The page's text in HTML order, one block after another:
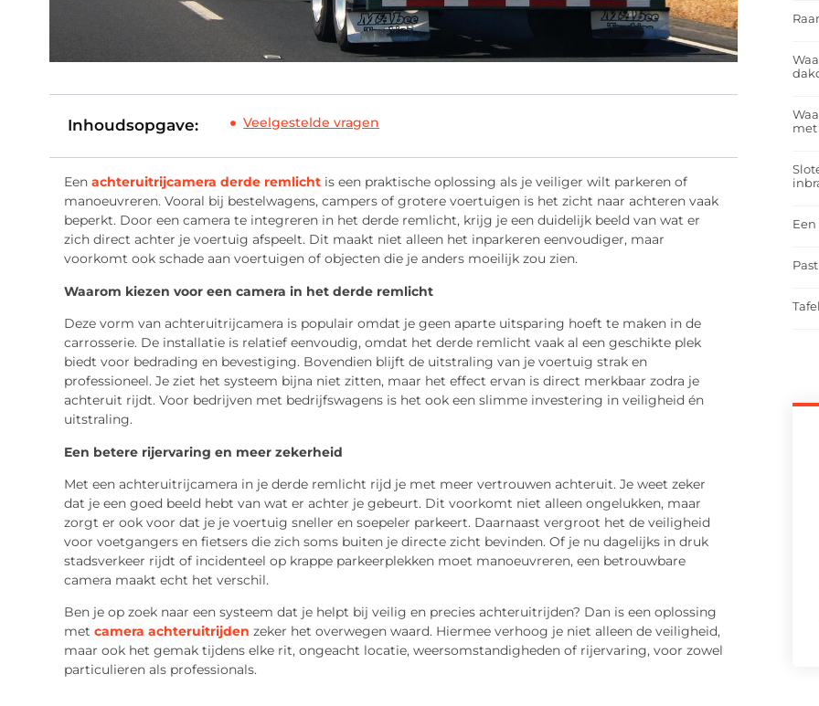
Inhoudsopgave: Veelgestelde vragen
Een achteruitrijcamera derde remlichtis een praktische oplossing als je veiliger wilt parkeren of
manoeuvreren. Vooral bij bestelwagens, campers of grotere voertuigen is het zicht naar achteren vaak
beperkt. Door een camera te integreren in het derde remlicht, krijg je een duidelijk beeld van wat er
zich direct achter je voertuig afspeelt. Dit maakt niet alleen het inparkeren eenvoudiger, maar
voorkomt ook schade aan voertuigen of objecten die je anders moeilijk zou zien.
Waarom kiezen voor een camera in het derde remlicht
Deze vorm van achteruitrijcamera is populair omdat je geen aparte uitsparing hoeft te maken in de
carrosserie. De installatie is relatief eenvoudig, omdat het derde remlicht vaak al een geschikte plek
biedt voor bedrading en bevestiging. Bovendien blijft de uitstraling van je voertuig strak en
professioneel. Je ziet het systeem bijna niet zitten, maar het effect ervan is direct merkbaar zodra je
achteruit rijdt. Voor bedrijven met bedrijfswagens is het ook een slimme investering in veiligheid én
uitstraling.
Een betere rijervaring en meer zekerheid
Met een achteruitrijcamera in je derde remlicht rijd je met meer vertrouwen achteruit. Je weet zeker
dat je een goed beeld hebt van wat er achter je gebeurt. Dit voorkomt niet alleen ongelukken, maar
zorgt er ook voor dat je je voertuig sneller en soepeler parkeert. Daarnaast vergroot het de veiligheid
voor voetgangers en fietsers die zich soms buiten je directe zicht bevinden. Of je nu dagelijks in druk
stadsverkeer rijdt of incidenteel op krappe parkeerplekken moet manoeuvreren, een betrouwbare
camera maakt echt het verschil.
Ben je op zoek naar een systeem dat je helpt bij veilig en precies achteruitrijden? Dan is een oplossing
met camera achteruitrijden zeker het overwegen waard. Hiermee verhoog je niet alleen de veiligheid,
maar ook het gemak tijdens elke rit, ongeacht locatie, weersomstandigheden of rijervaring, voor zowel
particulieren als professionals.
met